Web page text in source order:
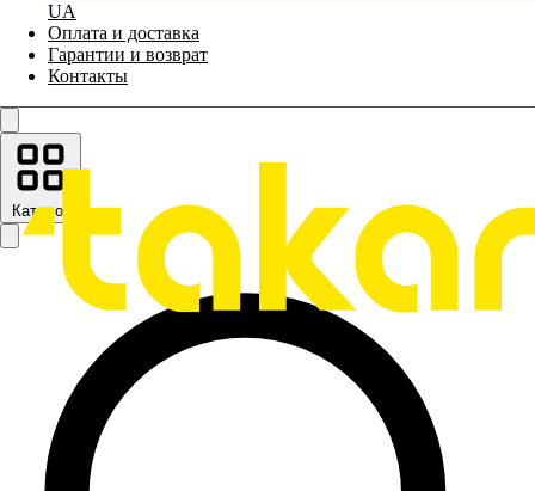
UA
Оплата и доставка
Гарантии и возврат
Контакты
Каталог